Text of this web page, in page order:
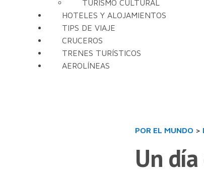
TURISMO CULTURAL
HOTELES Y ALOJAMIENTOS
TIPS DE VIAJE
CRUCEROS
TRENES TURÍSTICOS
AEROLÍNEAS
POR EL MUNDO >
Un